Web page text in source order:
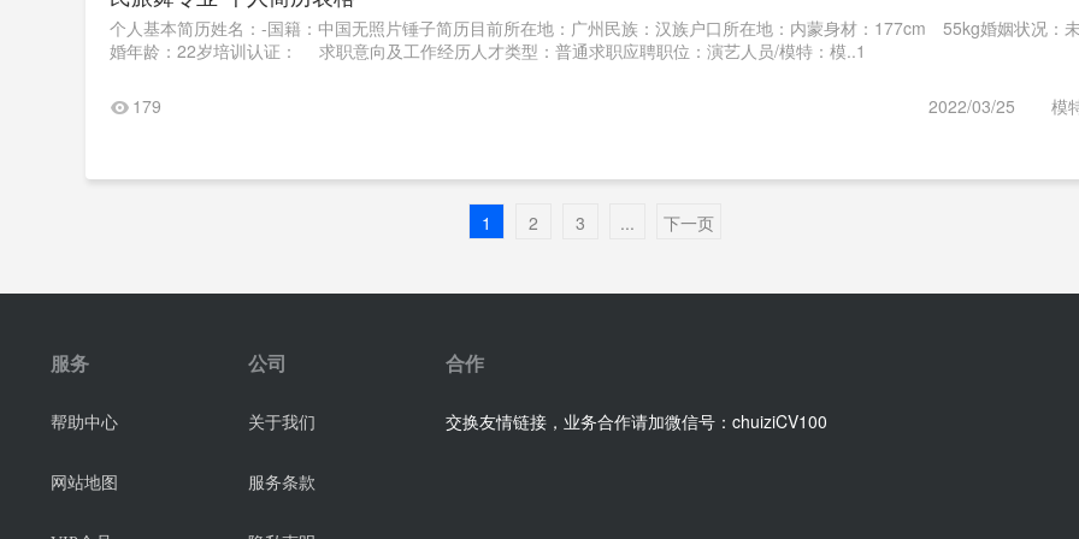
个人基本简历姓名：-国籍：中国无照片锤子简历目前所在地：广州民族：汉族户口所在地：内蒙身材：177cm 55kg婚姻状况：
婚年龄：22岁培训认证： 求职意向及工作经历人才类型：普通求职应聘职位：演艺人员/模特：模..1
模
179 2022/03/25
1 2 3 ... 下一页
服务
帮助中心
网站地图
公司
关于我们
服务条款
合作
交换友情链接，业务合作请加微信号：chuiziCV100